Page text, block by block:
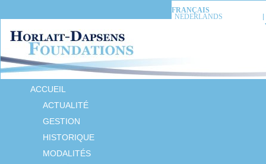
FRANÇAIS
NEDERLANDS
ACCUEIL
ACTUALITÉ
GESTION
HISTORIQUE
MODALITÉS